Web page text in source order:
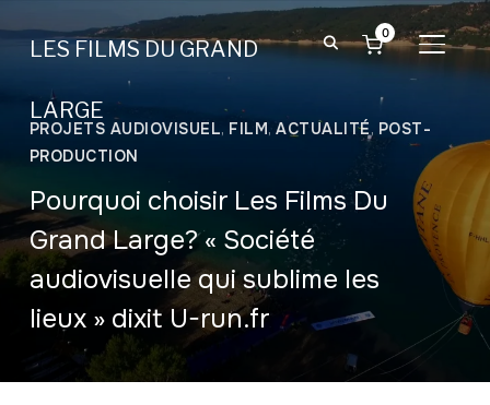
LES FILMS DU GRAND
LARGE
0
PROJETS AUDIOVISUEL, FILM,ACTUALITÉ, POST-
PRODUCTION
Pourquoi choisir Les Films Du
Grand Large? « Société
audiovisuelle qui sublime les
lieux » dixit U-run.fr